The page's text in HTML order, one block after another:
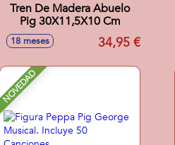
Tren De Madera Abuelo
Pig 30X11,5X10 Cm
18 meses 34,95 €
NOVEDAD